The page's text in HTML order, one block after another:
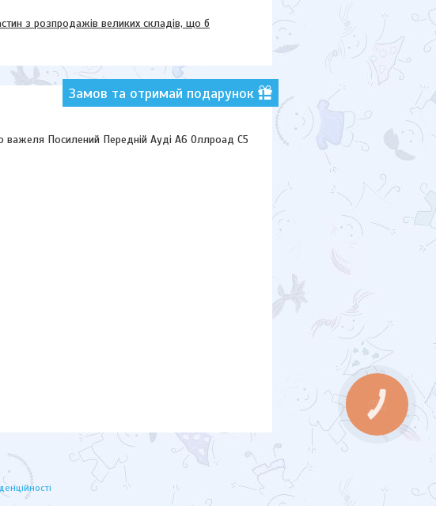
з розпродажів великих складів, що б
Замов та отримай подарунок
важеля Посилений Передній Ауді А6 Оллроад С5